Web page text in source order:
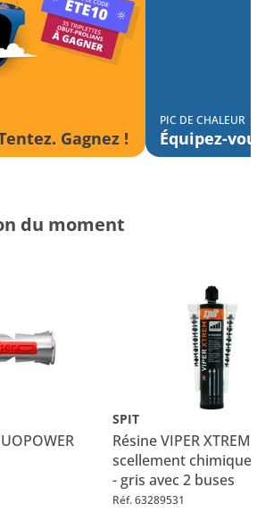
Gagnez !
PIC DE CHALEUR
Équipez-
du moment
SPIT
Résine VIPER XTREM
scellement chimique -
- gris avec 2 buses
Réf. 63289531